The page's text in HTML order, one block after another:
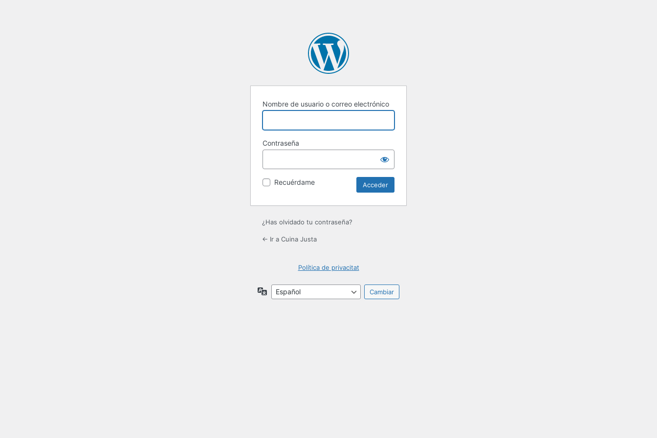
Nombre de usuario o correo electrónico
Contraseña
Recuérdame
¿Has olvidado tu contraseña?
← Ir a Cuina Justa
Política de privacitat
Idioma